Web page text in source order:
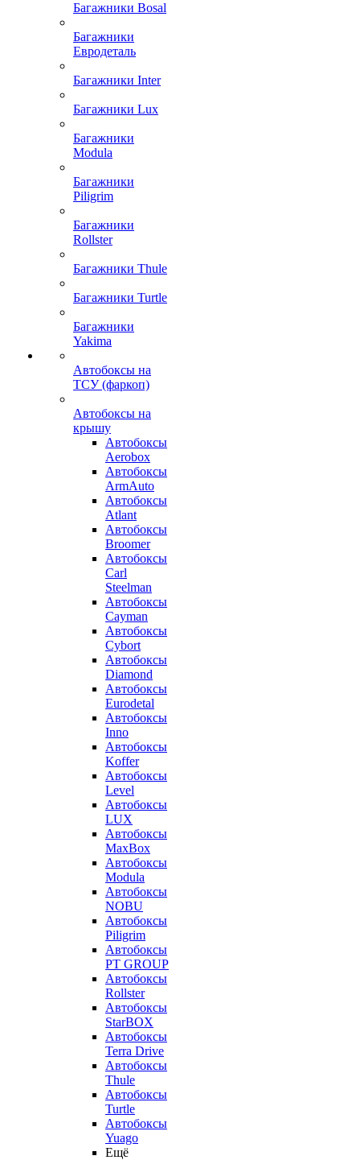
Багажники Bosal
Багажники
Евродеталь
Багажники Inter
Багажники Lux
Багажники
Modula
Багажники
Piligrim
Багажники
Rollster
Багажники Thule
Багажники Turtle
Багажники
Yakima
Автобоксы на
ТСУ (фаркоп)
Автобоксы на
крышу
Автобоксы
Aerobox
Автобоксы
ArmAuto
Автобоксы
Atlant
Автобоксы
Broomer
Автобоксы
Carl
Steelman
Автобоксы
Cayman
Автобоксы
Cybort
Автобоксы
Diamond
Автобоксы
Eurodetal
Автобоксы
Inno
Автобоксы
Koffer
Автобоксы
Level
Автобоксы
LUX
Автобоксы
MaxBox
Автобоксы
Modula
Автобоксы
NOBU
Автобоксы
Piligrim
Автобоксы
PT GROUP
Автобоксы
Rollster
Автобоксы
StarBOX
Автобоксы
Terra Drive
Автобоксы
Thule
Автобоксы
Turtle
Автобоксы
Yuago
Ещё